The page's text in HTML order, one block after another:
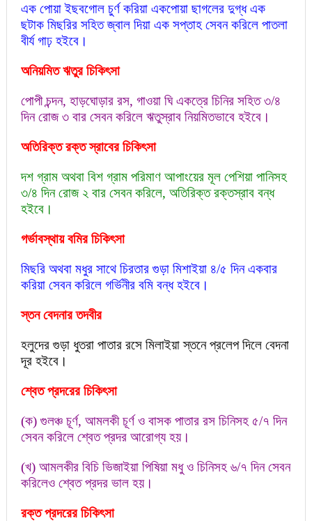
এক পোয়া ইছবগোল চুর্ণ করিয়া একপোয়া ছাগলের দুগ্ধ এক
ছটাক মিছরির সহিত জ্বাল দিয়া এক সপ্তাহ সেবন করিলে পাতলা
বীর্য গাঢ় হইবে।
অনিয়মিত ঋতুর চিকিৎসা
পোপী চন্দন, হাড়ঘোড়ার রস, গাওয়া ঘি একত্রে চিনির সহিত ৩/৪
দিন রোজ ৩ বার সেবন করিলে ঋতুস্রাব নিয়মিতভাবে হইবে।
অতিরিক্ত রক্ত স্রাবের চিকিৎসা
দশ গ্রাম অথবা বিশ গ্রাম পরিমাণ আপাংয়ের মূল পেশিয়া পানিসহ
৩/৪ দিন রোজ ২ বার সেবন করিলে, অতিরিক্ত রক্তস্রাব বন্ধ
হইবে।
গর্ভাবস্থায় বমির চিকিৎসা
মিছরি অথবা মধুর সাথে চিরতার গুড়া মিশাইয়া ৪/৫ দিন একবার
করিয়া সেবন করিলে গর্ভিনীর বমি বন্ধ হইবে।
স্তন বেদনার তদবীর
হলুদের গুড়া ধুতরা পাতার রসে মিলাইয়া স্তনে প্রলেপ দিলে বেদনা
দূর হইবে।
শ্বেত প্রদরের চিকিৎসা
(ক) গুলঞ্চ চূর্ণ, আমলকী চূর্ণ ও বাসক পাতার রস চিনিসহ ৫/৭ দিন
সেবন করিলে শ্বেত প্রদর আরোগ্য হয়।
(খ) আমলকীর বিচি ভিজাইয়া পিষিয়া মধু ও চিনিসহ ৬/৭ দিন সেবন
করিলেও শ্বেত প্রদর ভাল হয়।
রক্ত প্রদরের চিকিৎসা